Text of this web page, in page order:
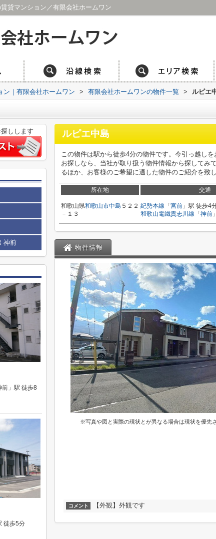
貸マンション／有限会社ホームワン
ン｜有限会社ホームワン > 有限会社ホームワンの物件一覧 > ルピエ
ルピエ中島
この物件は駅から徒歩4分の物件です。今引っ越し
お探しなら、当社が取り扱う物件情報から探してみ
るほか、お客様のご希望に適した物件のご紹介を致
所在地 交通
和歌山県和歌山市中島 ５２２
－１３
紀勢本線 「 宮前 」駅 徒歩4
和歌山電鐵貴志川線 「 神前
物件情報
※写真や図と実際の現状とが異なる場合は現状を優先
コメント 【外観】外観です
しします
神前
前」駅 徒歩8
徒歩5分